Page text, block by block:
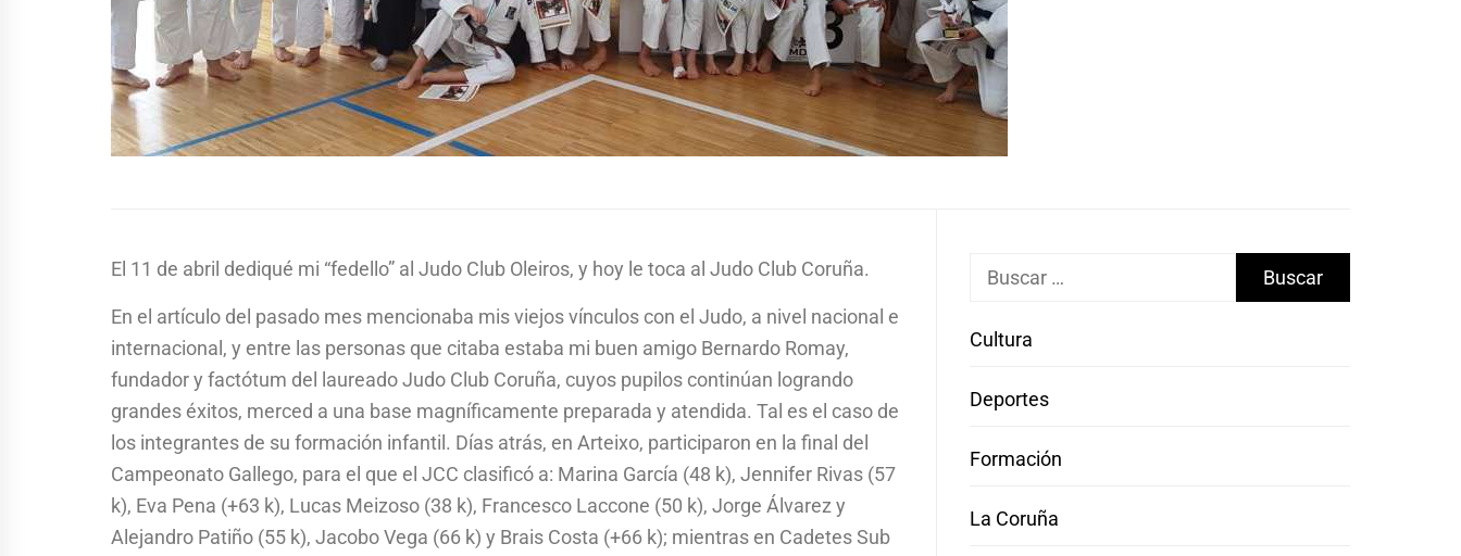
El 11 de abril dediqué mi “fedello” al Judo Club Oleiros, y hoy le toca al Judo Club Coruña.
En el artículo del pasado mes mencionaba mis viejos vínculos con el Judo, a nivel nacional e
internacional, y entre las personas que citaba estaba mi buen amigo Bernardo Romay,
fundador y factótum del laureado Judo Club Coruña, cuyos pupilos continúan logrando
grandes éxitos, merced a una base magníficamente preparada y atendida. Tal es el caso de
los integrantes de su formación infantil. Días atrás, en Arteixo, participaron en la final del
Campeonato Gallego, para el que el JCC clasificó a: Marina García (48 k), Jennifer Rivas (57
k), Eva Pena (+63 k), Lucas Meizoso (38 k), Francesco Laccone (50 k), Jorge Álvarez y
Alejandro Patiño (55 k), Jacobo Vega (66 k) y Brais Costa (+66 k); mientras en Cadetes Sub
Buscar:
Cultura
Deportes
Formación
La Coruña